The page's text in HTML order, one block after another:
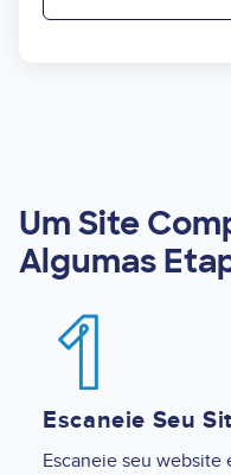
Um Site
Algumas
Image
Escaneie Seu
Escaneie seu website